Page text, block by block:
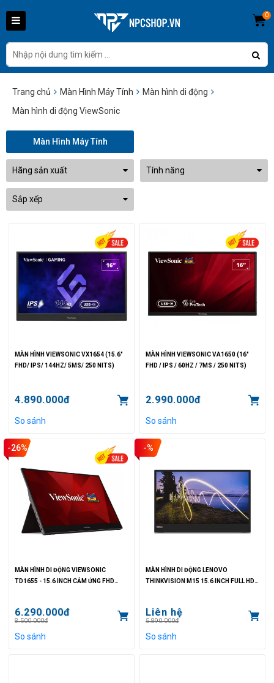
0
Trang chủ Màn Hình Máy Tính
Màn hình di động
Màn hình di động ViewSonic
Màn Hình Máy Tính
Hãng sản xuất Tính năng
Sắp xếp
MÀN HÌNH VIEWSONIC VX1654 (15.6"
FHD/ IPS/ 144HZ/ 5MS/ 250 NITS)
4.890.000đ
So sánh
MÀN HÌNH VIEWSONIC VA1650 (16"
FHD / IPS / 60HZ / 7MS / 250 NITS)
2.990.000đ
So sánh
-26%
MÀN HÌNH DI ĐỘNG VIEWSONIC
TD1655 - 15.6 INCH CẢM ỨNG FHD
6.290.000đ
8.500.000đ
So sánh
-%
MÀN HÌNH DI ĐỘNG LENOVO
THINKVISION M15 15.6 INCH FULL HD
Liên hệ
5.890.000đ
So sánh